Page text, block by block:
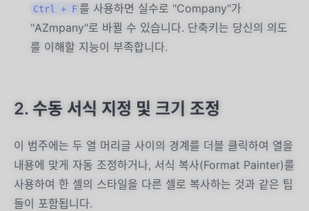
Ctrl + F 를 사용하면 실수로 "Company"가
"AZmpany"로 바뀔 수 있습니다. 단축키는 당신의 의도
를 이해할 지능이 부족합니다.
2. 수동 서식 지정 및 크기 조정
이 범주에는 두 열 머리글 사이의 경계를 더블 클릭하여 열을
내용에 맞게 자동 조정하거나, 서식 복사(Format Painter)를
사용하여 한 셀의 스타일을 다른 셀로 복사하는 것과 같은 팁
들이 포함됩니다.